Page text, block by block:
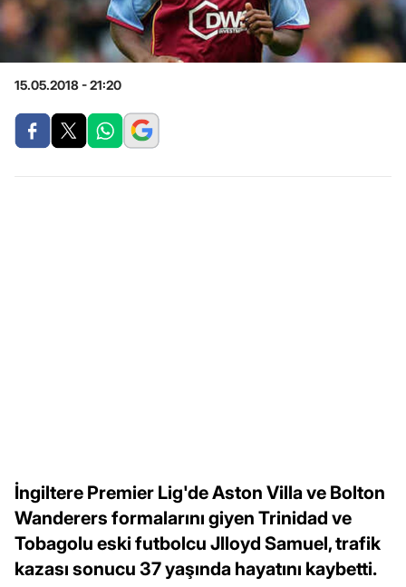
15.05.2018 - 21:20
İngiltere Premier Lig'de Aston Villa ve Bolton
Wanderers formalarını giyen Trinidad ve
Tobagolu eski futbolcu Jlloyd Samuel, trafik
kazası sonucu 37 yaşında hayatını kaybetti.